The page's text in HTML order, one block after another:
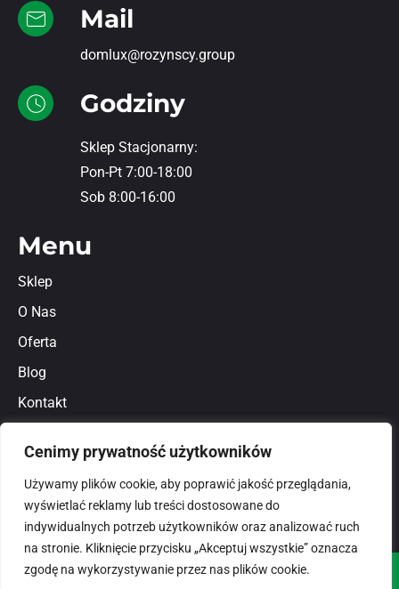
Cenimy prywatność użytkowników
Używamy plików cookie, aby poprawić jakość przeglądania,
wyświetlać reklamy lub treści dostosowane do
indywidualnych potrzeb użytkowników oraz analizować ruch
na stronie. Kliknięcie przycisku „Akceptuj wszystkie” oznacza
zgodę na wykorzystywanie przez nas plików cookie.
Mail
domlux@rozynscy.group
Godziny
Sklep Stacjonarny:
Pon-Pt 7:00-18:00
Sob 8:00-16:00
Menu
Sklep
O Nas
Oferta
Blog
Kontakt
Polityka prywatności